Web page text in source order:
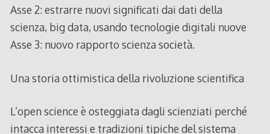
Asse 2: estrarre nuovi significati dai dati della
scienza, big data, usando tecnologie digitali nuove
Asse 3: nuovo rapporto scienza società.
Una storia ottimistica della rivoluzione scientifica
L’open science è osteggiata dagli scienziati perché
intacca interessi e tradizioni tipiche del sistema